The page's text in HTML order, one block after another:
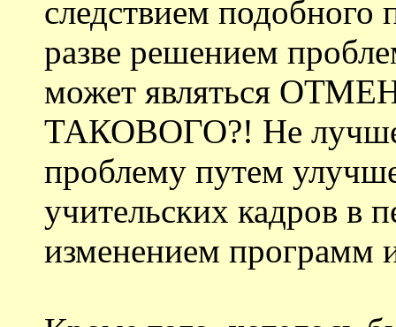
следствием подобного
разве решением
может являться
ТАКОВОГО?! Не лучше
проблему путем
учительских кадров в
изменением программ